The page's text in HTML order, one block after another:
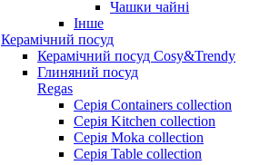
Чашки чайні
Інше
Керамічний посуд
Керамічний посуд Cosy&Trendy
Глиняний посуд
Regas
Серія Containers collection
Серія Kitchen collection
Серія Moka collection
Серія Table collection